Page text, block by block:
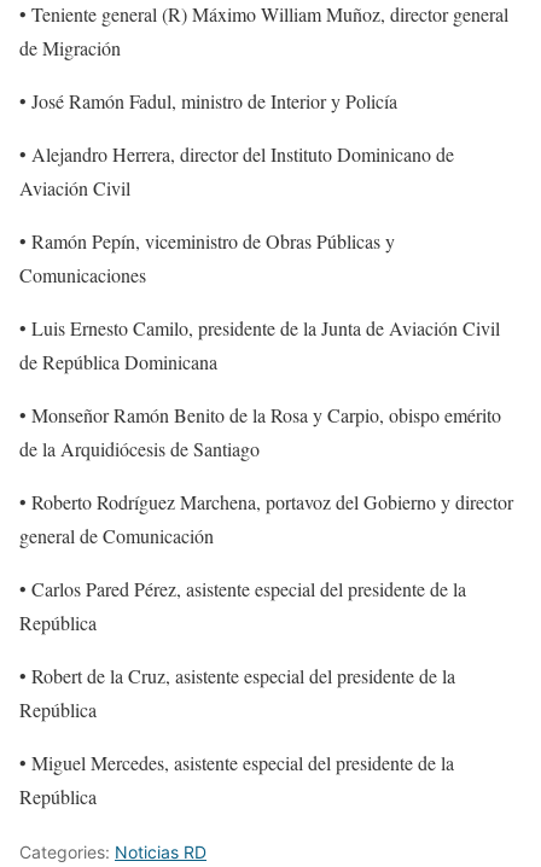
• Teniente general (R) Máximo William Muñoz, director general
de Migración
• José Ramón Fadul, ministro de Interior y Policía
• Alejandro Herrera, director del Instituto Dominicano de
Aviación Civil
• Ramón Pepín, viceministro de Obras Públicas y
Comunicaciones
• Luis Ernesto Camilo, presidente de la Junta de Aviación Civil
de República Dominicana
• Monseñor Ramón Benito de la Rosa y Carpio, obispo emérito
de la Arquidiócesis de Santiago
• Roberto Rodríguez Marchena, portavoz del Gobierno y director
general de Comunicación
• Carlos Pared Pérez, asistente especial del presidente de la
República
• Robert de la Cruz, asistente especial del presidente de la
República
• Miguel Mercedes, asistente especial del presidente de la
República
Categories: Noticias RD